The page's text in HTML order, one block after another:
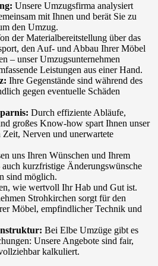
Unsere Umzugsfirma analysiert
mit Ihnen und berät Sie zu
den Umzug.
der Materialbereitstellung über das
den Auf- und Abbau Ihrer Möbel
– unser Umzugsunternehmen
Leistungen aus einer Hand.
Ihre Gegenstände sind während des
gegen eventuelle Schäden
Durch effiziente Abläufe,
großes Know-how spart Ihnen unser
Zeit, Nerven und unerwartete
uns Ihren Wünschen und Ihrem
kurzfristige Änderungswünsche
sind möglich.
wie wertvoll Ihr Hab und Gut ist.
Strohkirchen sorgt für den
Möbel, empfindlicher Technik und
Bei Elbe Umzüge gibt es
Unsere Angebote sind fair,
kalkuliert.